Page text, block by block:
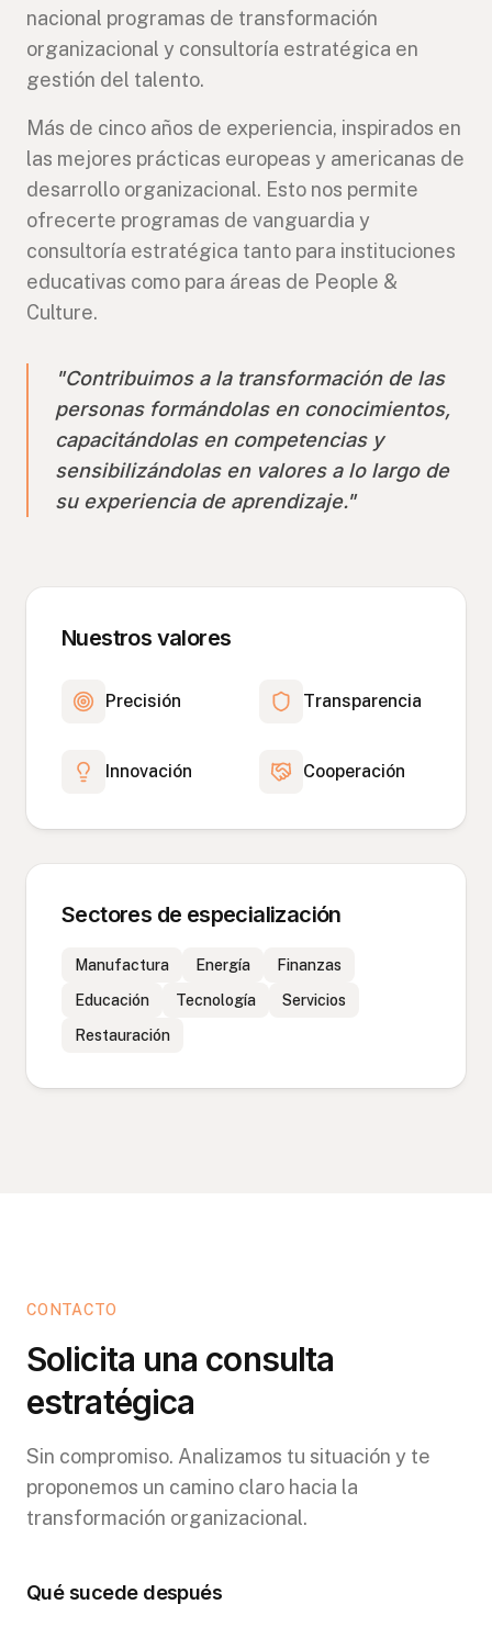
nacional programas de transformación
organizacional y consultoría estratégica en
gestión del talento.
Más de cinco años de experiencia, inspirados en
las mejores prácticas europeas y americanas de
desarrollo organizacional. Esto nos permite
ofrecerte programas de vanguardia y
consultoría estratégica tanto para instituciones
educativas como para áreas de People &
Culture.
"Contribuimos a la transformación de las
personas formándolas en conocimientos,
capacitándolas en competencias y
sensibilizándolas en valores a lo largo de
su experiencia de aprendizaje."
Nuestros valores
Precisión Transparencia
Innovación Cooperación
Sectores de especialización
Manufactura Energía
Finanzas
Educación
Tecnología
Servicios
Restauración
CONTACTO
Solicita una consulta
estratégica
Sin compromiso. Analizamos tu situación y te
proponemos un camino claro hacia la
transformación organizacional.
Qué sucede después